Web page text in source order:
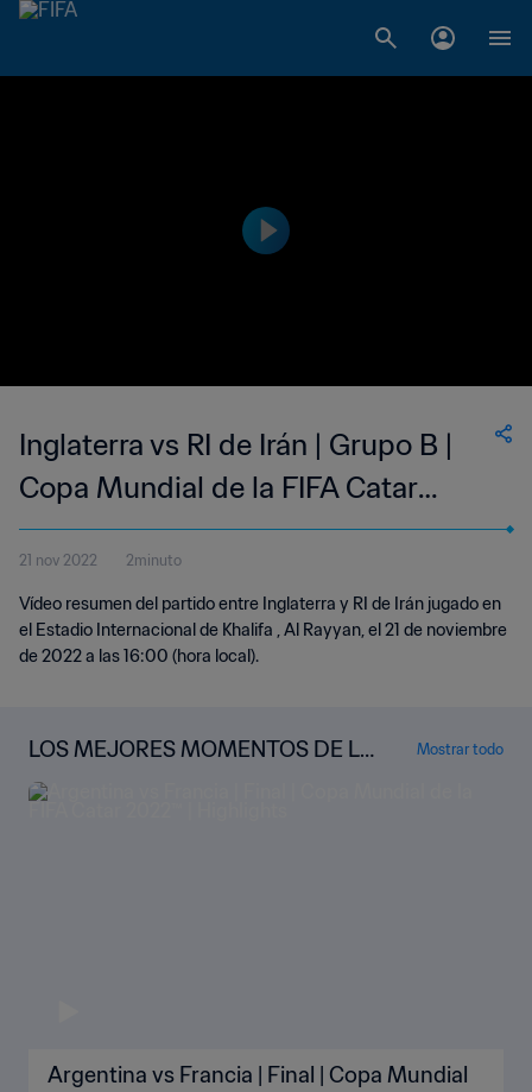
Inglaterra vs RI de Irán | Grupo B |
Copa Mundial de la FIFA Catar
2022™ | Highlights
21 nov 2022 2minuto
Vídeo resumen del partido entre Inglaterra y RI de Irán jugado en
el Estadio Internacional de Khalifa , Al Rayyan, el 21 de noviembre
de 2022 a las 16:00 (hora local).
LOS MEJORES MOMENTOS DE LA
COPA MUNDIAL
Mostrar todo
Argentina vs Francia | Final | Copa Mundial